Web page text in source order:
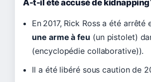
A-t-il été accusé de kidnapping
En 2017, Rick Ross a été arrêté
une arme à feu (un pistolet)
(encyclopédie collaborative)).
Il a été libéré sous caution de